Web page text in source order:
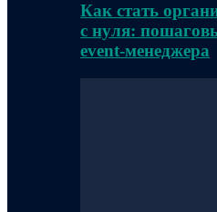
Как стать
с нуля:
event-менеджера